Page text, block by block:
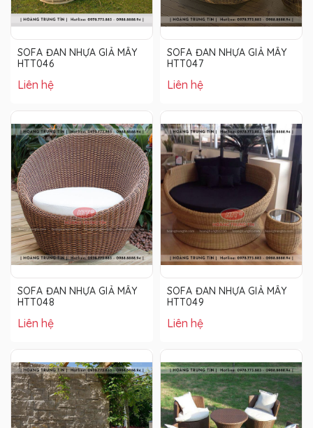
SOFA ĐAN NHỰA GIẢ MÂY
HTT046
Liên hệ
SOFA ĐAN NHỰA GIẢ MÂY
HTT047
Liên hệ
SOFA ĐAN NHỰA GIẢ MÂY
HTT048
Liên hệ
SOFA ĐAN NHỰA GIẢ MÂY
HTT049
Liên hệ